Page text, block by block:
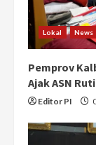
Lokal News
Pemprov
Ajak ASN
Editor PI